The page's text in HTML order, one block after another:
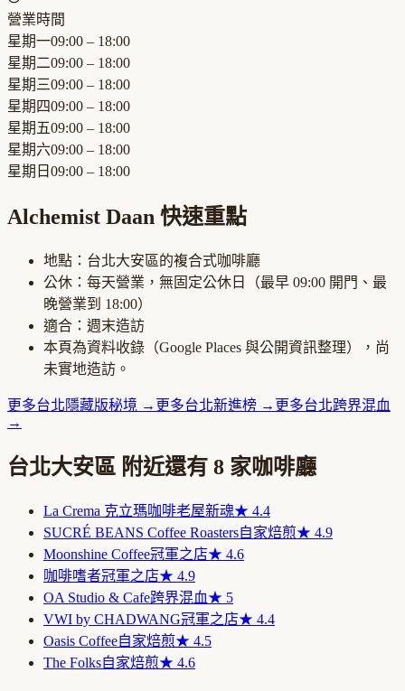
營業時間
星期一09:00 – 18:00
星期二09:00 – 18:00
星期三09:00 – 18:00
星期四09:00 – 18:00
星期五09:00 – 18:00
星期六09:00 – 18:00
星期日 09:00 – 18:00
Alchemist Daan 快速重點
地點： 台北大安區的複合式咖啡廳
公休： 每天營業，無固定公休日 （最早 09:00 開門、最
晚營業到 18:00）
適合： 週末造訪
本頁為資料收錄（Google Places 與公開資訊整理），尚
未實地造訪。
更多台北隱藏版秘境 → 更多台北新進榜 → 更多台北跨界混血
→
台北大安區 附近還有 8 家咖啡廳
La Crema 克立瑪咖啡老屋新魂★ 4.4
SUCRÉ BEANS Coffee Roasters自家焙煎★ 4.9
Moonshine Coffee冠軍之店★ 4.6
咖啡嗜者冠軍之店★ 4.9
OA Studio & Cafe跨界混血★ 5
VWI by CHADWANG冠軍之店★ 4.4
Oasis Coffee自家焙煎★ 4.5
The Folks自家焙煎★ 4.6